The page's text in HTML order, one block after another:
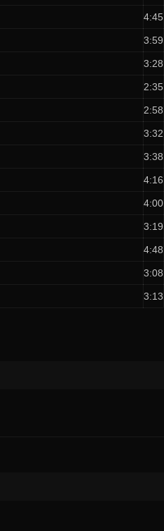
4:45
3:59
3:28
2:35
2:58
3:32
3:38
4:16
4:00
3:19
4:48
3:08
3:13